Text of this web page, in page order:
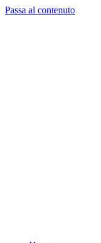
Passa al contenuto